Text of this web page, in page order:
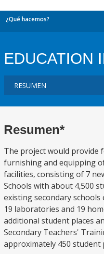
¿Qué hacemos?
EDUCATION
Resumen*
The project would provide
furnishing and equipping
facilities, consisting of 7
Schools with about 4,500
existing secondary
19 laboratories and 19
additional student places
Secondary Teachers'
approximately 450 student